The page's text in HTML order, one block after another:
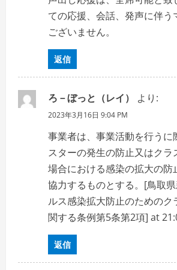
ての応援、会話、発声に伴う
ございません。
返信
ろ－ぼっと（レイ） より:
2023年3月16日 9:04 PM
事業者は、事業活動を行う
スターの発生の防止又はクラ
場合における感染の拡大の防
協力するものとする。[鳥取
ルス感染拡大防止のためのク
関する条例第5条第2項] at
返信